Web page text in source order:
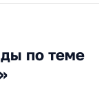
по теме